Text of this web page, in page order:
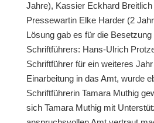
Jahre), Kassier Eckhard Breitlich
Pressewartin Elke Harder (2
Lösung gab es für die
Schriftführers: Hans-Ulrich
Schriftführer für ein weiteres
Einarbeitung in das Amt, wurde
Schriftführerin Tamara Muthig
sich Tamara Muthig mit